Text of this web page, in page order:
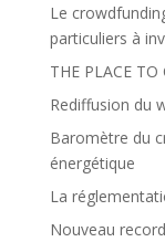
Le
particuliers à
THE PLACE
Rediffusion du
Baromètre du
énergétique
La
Nouveau